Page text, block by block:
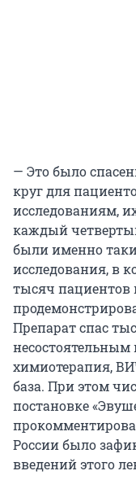
— Это было
круг для
исследованиям,
каждый
были именно
исследования, в
тысяч пациентов
Препарат спас
химиотерапия,
база. При этом
постановке
России было
введений этого